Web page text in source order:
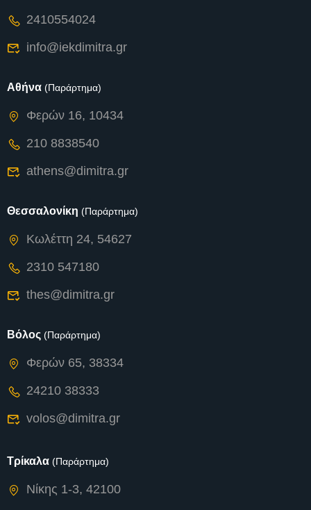
2410554024
info@iekdimitra.gr
Αθήνα (Παράρτημα)
Φερών 16, 10434
210 8838540
athens@dimitra.gr
Θεσσαλονίκη (Παράρτημα)
Κωλέττη 24, 54627
2310 547180
thes@dimitra.gr
Βόλος (Παράρτημα)
Φερών 65, 38334
24210 38333
volos@dimitra.gr
Τρίκαλα (Παράρτημα)
Νίκης 1-3, 42100